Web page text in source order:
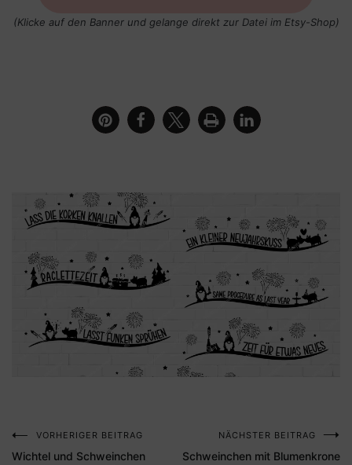
(Klicke auf den Banner und gelange direkt zur Datei im Etsy-Shop)
Beitragsnavigation
VORHERIGER BEITRAG
Wichtel und Schweinchen
NÄCHSTER BEITRAG
Schweinchen mit Blumenkrone